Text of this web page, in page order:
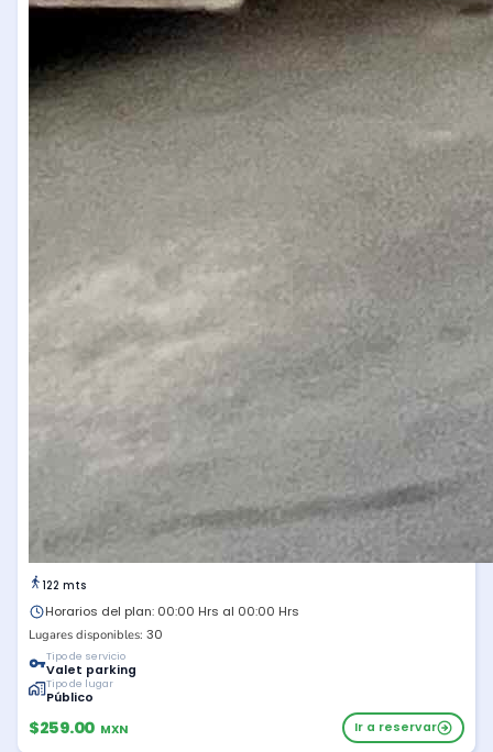
122 mts
Horarios del plan: 00:00 Hrs al 00:00 Hrs
Lugares disponibles: 30
Tipo de servicio
Valet parking
Tipo de lugar
Público
$259.00 MXN Ir a reservar